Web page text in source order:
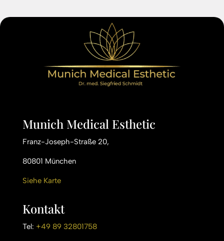
Munich Medical Esthetic
Franz-Joseph-Straße 20,
80801 München
Siehe Karte
Kontakt
Tel: +49 89 32801758